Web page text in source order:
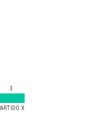
X
3